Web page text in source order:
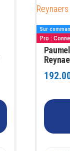
Sur
Pro :
produit
plusieurs
variations.
Les
options
être
sur